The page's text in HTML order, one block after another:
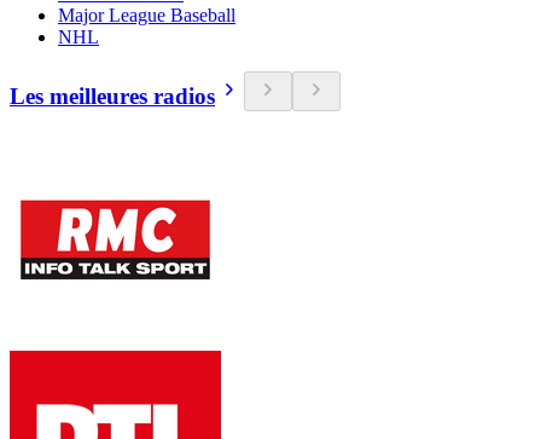
Major League Baseball
NHL
Les meilleures radios